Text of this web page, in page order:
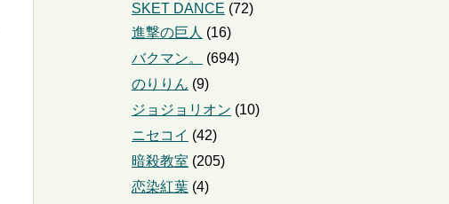
SKET DANCE (72)
進撃の巨人 (16)
バクマン。
(694)
のりりん (9)
ジョジョリオン (10)
ニセコイ (42)
暗殺教室 (205)
恋染紅葉 (4)